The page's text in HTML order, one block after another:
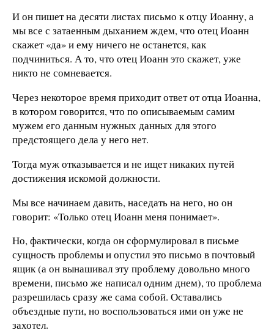
И он пишет на десяти листах письмо к отцу Иоанну, а
мы все с затаенным дыханием ждем, что отец Иоанн
скажет «да» и ему ничего не останется, как
подчиниться. А то, что отец Иоанн это скажет, уже
никто не сомневается.
Через некоторое время приходит ответ от отца Иоанна,
в котором говорится, что по описываемым самим
мужем его данным нужных данных для этого
предстоящего дела у него нет.
Тогда муж отказывается и не ищет никаких путей
достижения искомой должности.
Мы все начинаем давить, наседать на него, но он
говорит: «Только отец Иоанн меня понимает».
Но, фактически, когда он сформулировал в письме
сущность проблемы и опустил это письмо в почтовый
ящик (а он вынашивал эту проблему довольно много
времени, письмо же написал одним днем), то проблема
разрешилась сразу же сама собой. Оставались
объездные пути, но воспользоваться ими он уже не
захотел.